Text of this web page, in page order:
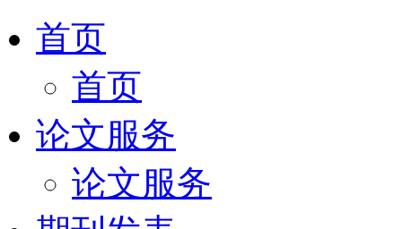
首页
首页
论文服务
论文服务